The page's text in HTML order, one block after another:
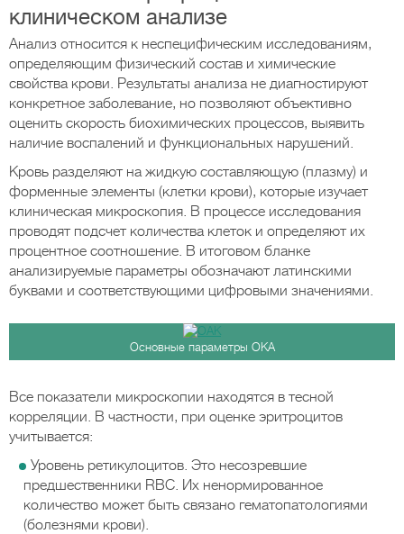
клиническом анализе
Анализ относится к неспецифическим исследованиям,
определяющим физический состав и химические
свойства крови. Результаты анализа не диагностируют
конкретное заболевание, но позволяют объективно
оценить скорость биохимических процессов, выявить
наличие воспалений и функциональных нарушений.
Кровь разделяют на жидкую составляющую (плазму) и
форменные элементы (клетки крови), которые изучает
клиническая микроскопия. В процессе исследования
проводят подсчет количества клеток и определяют их
процентное соотношение. В итоговом бланке
анализируемые параметры обозначают латинскими
буквами и соответствующими цифровыми значениями.
Основные параметры ОКА
Все показатели микроскопии находятся в тесной
корреляции. В частности, при оценке эритроцитов
учитывается:
Уровень ретикулоцитов. Это несозревшие
предшественники RBC. Их ненормированное
количество может быть связано гематопатологиями
(болезнями крови).